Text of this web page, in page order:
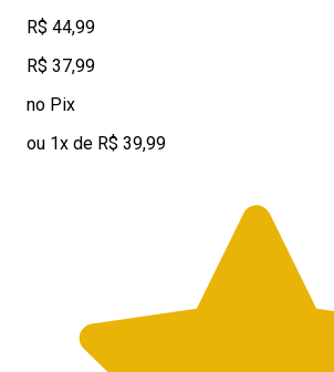
R$ 44,99
R$ 37,99
no Pix
ou 1x de R$ 39,99